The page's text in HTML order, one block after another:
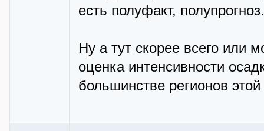
есть полуфакт,
Ну а тут скорее всего или
оценка интенсивности
большинстве регионов